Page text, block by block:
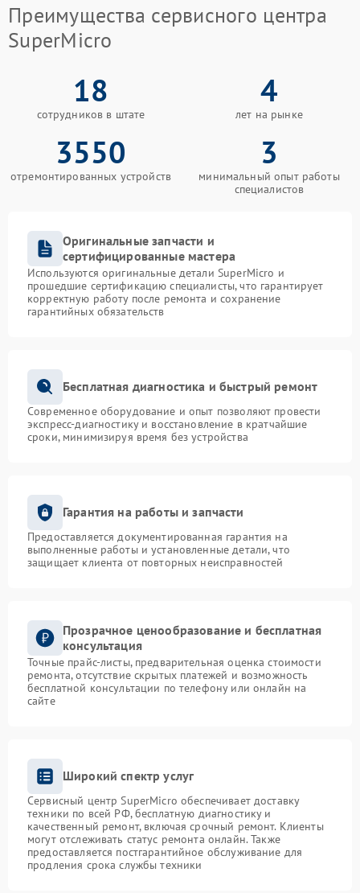
Преимущества сервисного центра
SuperMicro
18
сотрудников в штате
4
лет на рынке
3550
отремонтированных устройств
3
минимальный опыт работы
специалистов
Оригинальные запчасти и
сертифицированные мастера
Используются оригинальные детали SuperMicro и
прошедшие сертификацию специалисты, что гарантирует
корректную работу после ремонта и сохранение
гарантийных обязательств
Бесплатная диагностика и быстрый ремонт
Современное оборудование и опыт позволяют провести
экспресс-диагностику и восстановление в кратчайшие
сроки, минимизируя время без устройства
Гарантия на работы и запчасти
Предоставляется документированная гарантия на
выполненные работы и установленные детали, что
защищает клиента от повторных неисправностей
Прозрачное ценообразование и бесплатная
консультация
Точные прайс-листы, предварительная оценка стоимости
ремонта, отсутствие скрытых платежей и возможность
бесплатной консультации по телефону или онлайн на
сайте
Широкий спектр услуг
Сервисный центр SuperMicro обеспечивает доставку
техники по всей РФ, бесплатную диагностику и
качественный ремонт, включая срочный ремонт. Клиенты
могут отслеживать статус ремонта онлайн. Также
предоставляется постгарантийное обслуживание для
продления срока службы техники